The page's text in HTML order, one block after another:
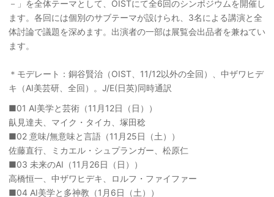
－」を全体テーマとして、OISTにて全6回のシンポジウムを開催し
ます。各回には個別のサブテーマが設けられ、3名による講演と全
体討論で議題を深めます。出演者の一部は展覧会出品者を兼ねてい
ます。
＊モデレート：銅谷賢治（OIST、11/12以外の全回）、中ザワヒデ
キ（AI美芸研、全回）。J/E(日英)同時通訳
■01 AI美学と芸術（11月12日（日））
畒見達夫、マイク・タイカ、塚田稔
■02 意味/無意味と言語（11月25日（土））
佐藤直行、ミカエル・シュプランガー、松原仁
■03 未来のAI（11月26日（日））
高橋恒一、中ザワヒデキ、ロルフ・ファイファー
■04 AI美学と多神教（1月6日（土））